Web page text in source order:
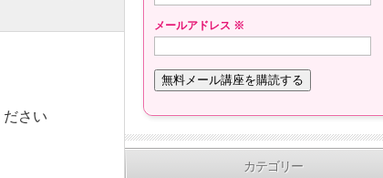
ださい
メールアドレス ※
カテゴリー